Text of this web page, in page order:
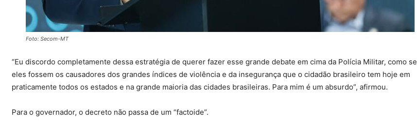
Foto: Secom-MT
“Eu discordo completamente dessa estratégia de querer fazer esse grande debate em cima da Polícia Militar, como se
eles fossem os causadores dos grandes índices de violência e da insegurança que o cidadão brasileiro tem hoje em
praticamente todos os estados e na grande maioria das cidades brasileiras. Para mim é um absurdo”, afirmou.
Para o governador, o decreto não passa de um “factoide”.